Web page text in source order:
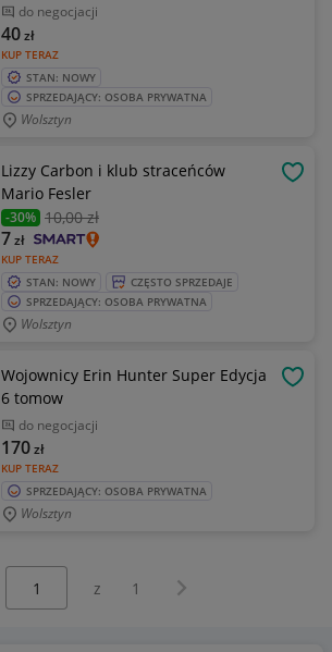
do negocjacji
KUP TERAZ
40zł
STAN: NOWY
SPRZEDAJĄCY: OSOBA PRYWATNA
Wolsztyn
Lizzy Carbon i klub straceńców
Mario Fesler
-30% 10,00 zł
KUP TERAZ
7zł
STAN: NOWY
CZĘSTO SPRZEDAJE
SPRZEDAJĄCY: OSOBA PRYWATNA
Wolsztyn
Wojownicy Erin Hunter Super Edycja
6 tomow
do negocjacji
KUP TERAZ
170zł
SPRZEDAJĄCY: OSOBA PRYWATNA
Wolsztyn
z 1 Następna strona